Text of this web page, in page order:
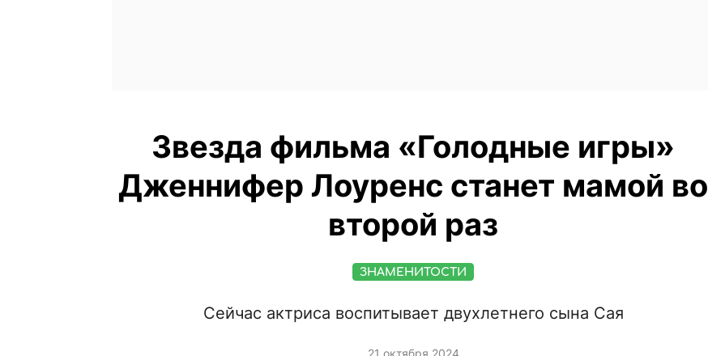
Звезда фильма «Голодные игры»
Дженнифер Лоуренс станет мамой во
второй раз
ЗНАМЕНИТОСТИ
Сейчас актриса воспитывает двухлетнего сына Сая
21 октября 2024